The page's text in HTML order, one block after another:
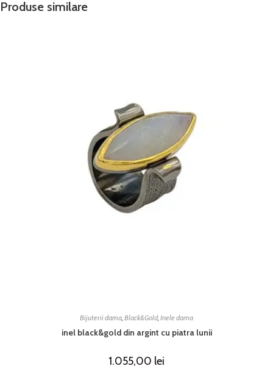
Produse similare
Bijuterii dama Black&Gold, Inele dama
inel black&gold din argint cu piatra lunii
1.055,00 lei